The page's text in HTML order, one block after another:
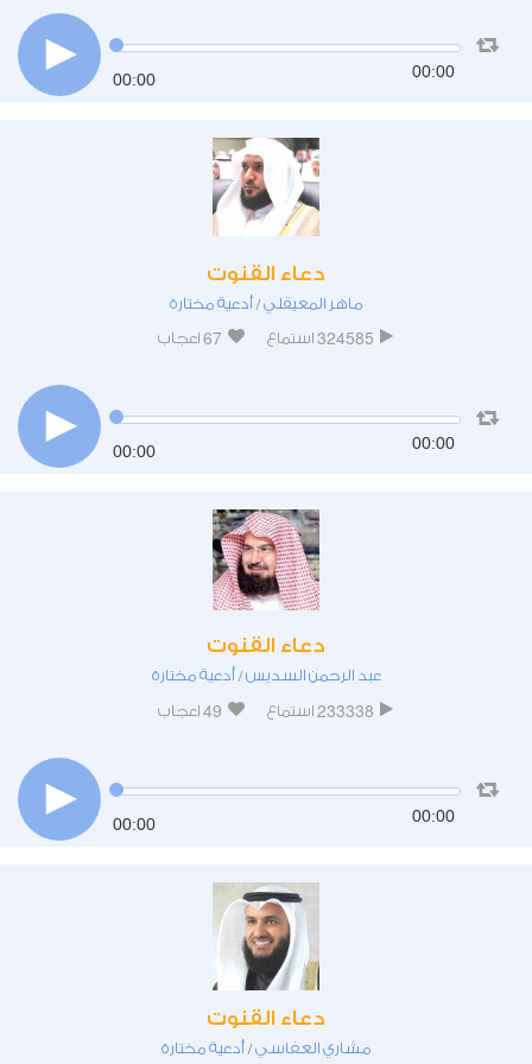
00:00 00:00
دعاء القنوت
ماهر المعيقلي/أدعية مختارة
324585 استماع 67 اعجاب
00:00 00:00
دعاء القنوت
عبد الرحمن السديس/أدعية مختارة
233338 استماع 49 اعجاب
00:00 00:00
دعاء القنوت
مشاري العفاسي/ أدعية مختارة